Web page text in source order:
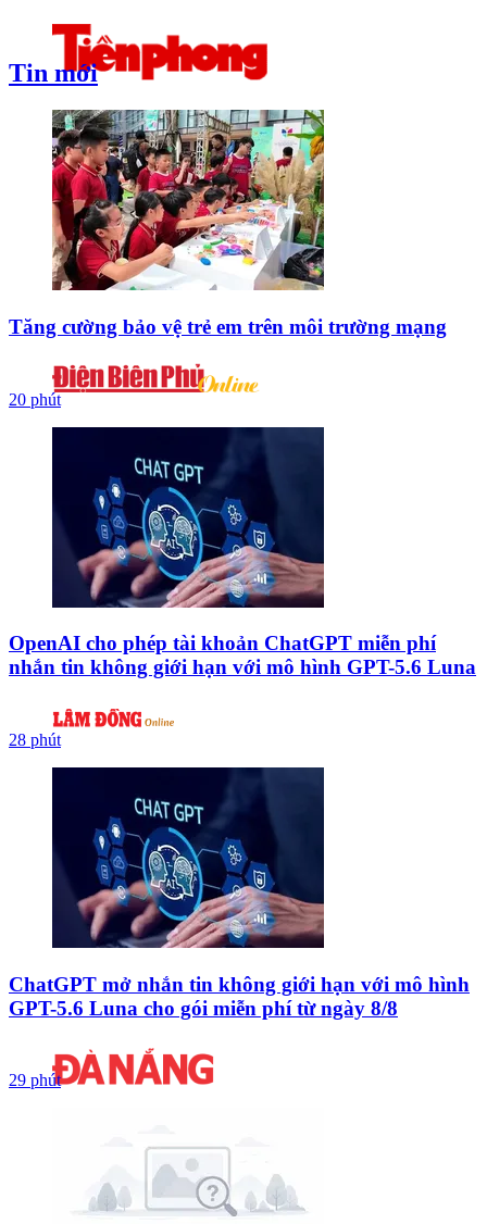
Tin mới
Tăng cường bảo vệ trẻ em trên môi trường mạng
20 phút
OpenAI cho phép tài khoản ChatGPT miễn phí
nhắn tin không giới hạn với mô hình GPT-5.6 Luna
28 phút
ChatGPT mở nhắn tin không giới hạn với mô hình
GPT-5.6 Luna cho gói miễn phí từ ngày 8/8
29 phút